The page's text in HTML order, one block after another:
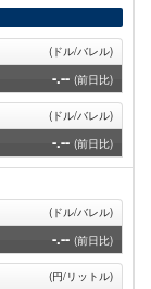
(ドル/バレル)
-.-- (前日比)
(ドル/バレル)
-.-- (前日比)
(ドル/バレル)
-.-- (前日比)
(円/リットル)